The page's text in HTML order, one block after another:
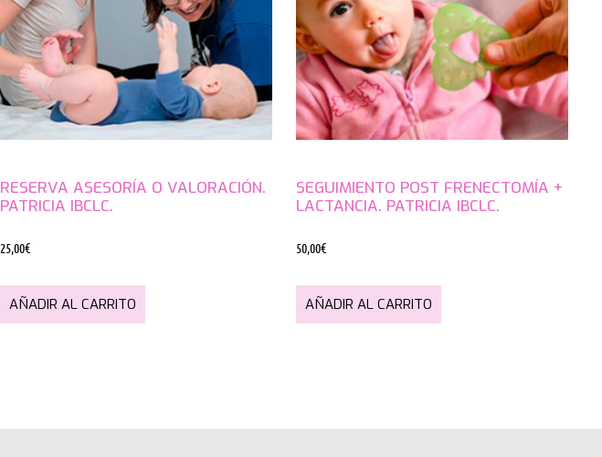
RESERVA ASESORÍA O VALORACIÓN.
PATRICIA IBCLC.
25,00€
AÑADIR AL CARRITO
SEGUIMIENTO POST FRENECTOMÍA +
LACTANCIA. PATRICIA IBCLC.
50,00€
AÑADIR AL CARRITO